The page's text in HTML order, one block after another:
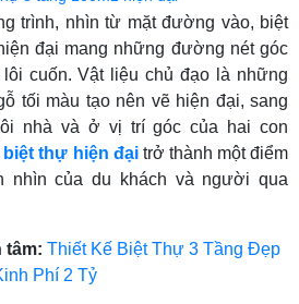
trình, nhìn từ mặt đường vào, biệt
đại mang những đường nét góc
cuốn. Vật liệu chủ đạo là những
tối màu tạo nên vẽ hiện đại, sang
nhà và ở vị trí góc của hai con
biệt thự hiện đạitrở thành một điểm
nhìn của du khách và người qua
tâm: Thiết Kế Biệt Thự 3 Tầng Đẹp
Phí 2 Tỷ